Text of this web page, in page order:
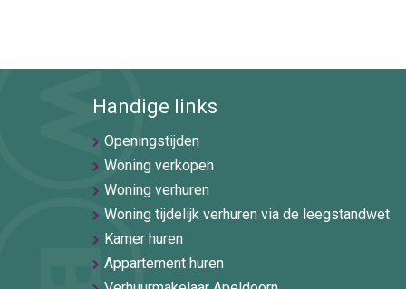
Handige links
Openingstijden
Woning verkopen
Woning verhuren
Woning tijdelijk verhuren via de leegstandwet
Kamer huren
Appartement huren